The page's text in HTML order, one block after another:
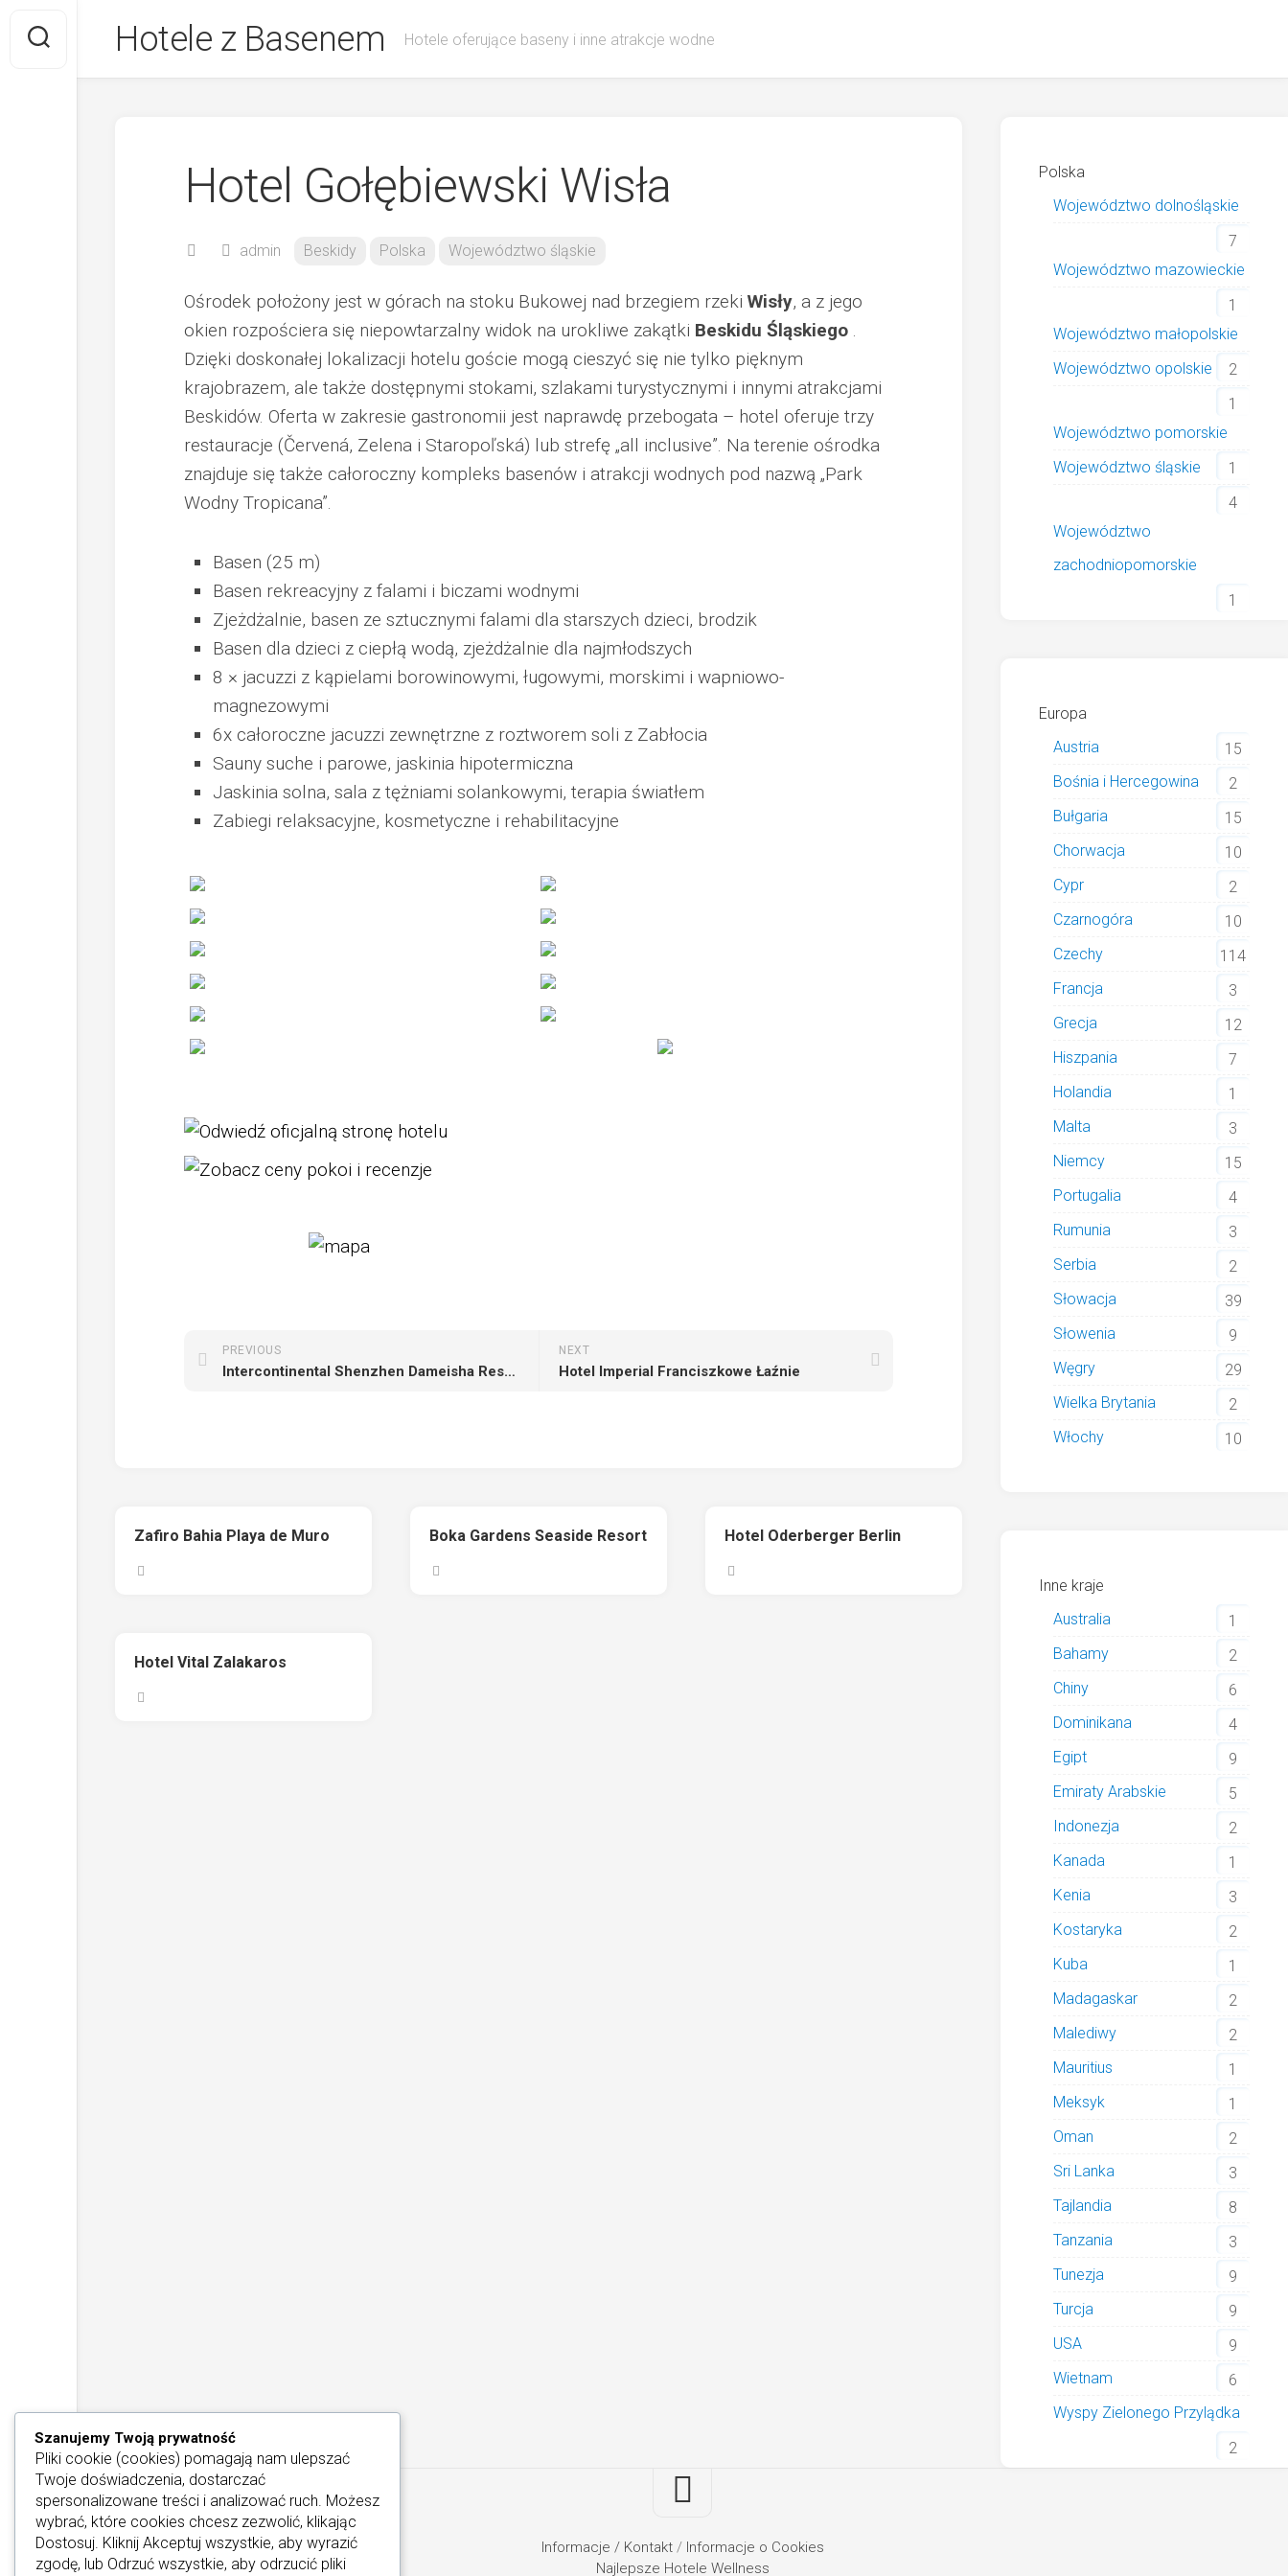
content
Hotele z Basenem Hotele oferujące baseny i inne atrakcje wodne
Hotel Gołębiewski Wisła
admin Beskidy Polska Województwo śląskie
Ośrodek położony jest w górach na stoku Bukowej nad brzegiem rzeki Wisły, a z jego
okien rozpościera się niepowtarzalny widok na urokliwe zakątki Beskidu Śląskiego .
Dzięki doskonałej lokalizacji hotelu goście mogą cieszyć się nie tylko pięknym
krajobrazem, ale także dostępnymi stokami, szlakami turystycznymi i innymi atrakcjami
Beskidów. Oferta w zakresie gastronomii jest naprawdę przebogata – hotel oferuje trzy
restauracje (Červená, Zelena i Staropoľská) lub strefę „all inclusive”. Na terenie ośrodka
znajduje się także całoroczny kompleks basenów i atrakcji wodnych pod nazwą „Park
Wodny Tropicana”.
Basen (25 m)
Basen rekreacyjny z falami i biczami wodnymi
Zjeżdżalnie, basen ze sztucznymi falami dla starszych dzieci, brodzik
Basen dla dzieci z ciepłą wodą, zjeżdżalnie dla najmłodszych
8 × jacuzzi z kąpielami borowinowymi, ługowymi, morskimi i wapniowo-
magnezowymi
6x całoroczne jacuzzi zewnętrzne z roztworem soli z Zabłocia
Sauny suche i parowe, jaskinia hipotermiczna
Jaskinia solna, sala z tężniami solankowymi, terapia światłem
Zabiegi relaksacyjne, kosmetyczne i rehabilitacyjne
NEXT
Hotel Imperial Franciszkowe Łaźnie
PREVIOUS
Intercontinental Shenzhen Dameisha Resort
Zafiro Bahia Playa de Muro Boka Gardens Seaside Resort Hotel Oderberger Berlin
Hotel Vital Zalakaros
Polska
Województwo dolnośląskie
7
Województwo mazowieckie
1
Województwo małopolskie
2
Województwo opolskie
1
Województwo pomorskie
1
Województwo śląskie
4
Województwo
zachodniopomorskie
1
Europa
Austria
15
Bośnia i Hercegowina
2
Bułgaria
15
Chorwacja
10
Cypr
2
Czarnogóra
10
Czechy
114
Francja
3
Grecja
12
Hiszpania
7
Holandia
1
Malta
3
Niemcy
15
Portugalia
4
Rumunia
3
Serbia
2
Słowacja
39
Słowenia
9
Węgry
29
Wielka Brytania
2
Włochy
10
Inne kraje
Australia
1
Bahamy
2
Chiny
6
Dominikana
4
Egipt
9
Emiraty Arabskie
5
Indonezja
2
Kanada
1
Kenia
3
Kostaryka
2
Kuba
1
Madagaskar
2
Malediwy
2
Mauritius
1
Meksyk
1
Oman
2
Sri Lanka
3
Tajlandia
8
Tanzania
3
Tunezja
9
Turcja
9
USA
9
Wietnam
6
Wyspy Zielonego Przylądka
2
Informacje / Kontakt/ Informacje o Cookies
Najlepsze Hotele Wellness
Szanujemy Twoją prywatność
Pliki cookie (cookies) pomagają nam ulepszać
Twoje doświadczenia, dostarczać
spersonalizowane treści i analizować ruch. Możesz
wybrać, które cookies chcesz zezwolić, klikając
Dostosuj. Kliknij Akceptuj wszystkie, aby wyrazić
zgodę, lub Odrzuć wszystkie, aby odrzucić pliki